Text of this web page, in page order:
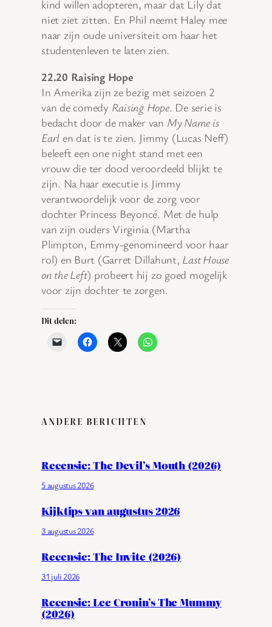
kind willen adopteren, maar dat Lily dat
niet ziet zitten. En Phil neemt Haley mee
naar zijn oude universiteit om haar het
studentenleven te laten zien.
22.20 Raising Hope
In Amerika zijn ze bezig met seizoen 2
van de comedy Raising Hope. De serie is
bedacht door de maker van My Name is
Earl en dat is te zien. Jimmy (Lucas Neff)
beleeft een one night stand met een
vrouw die ter dood veroordeeld blijkt te
zijn. Na haar executie is Jimmy
verantwoordelijk voor de zorg voor
dochter Princess Beyoncé. Met de hulp
van zijn ouders Virginia (Martha
Plimpton, Emmy-genomineerd voor haar
rol) en Burt (Garret Dillahunt, Last House
on the Left) probeert hij zo goed mogelijk
voor zijn dochter te zorgen.
Dit delen:
ANDERE BERICHTEN
Recensie: The Devil’s Mouth (2026)
5 augustus 2026
Kijktips van augustus 2026
3 augustus 2026
Recensie: The Invite (2026)
31 juli 2026
Recensie: Lee Cronin’s The Mummy
(2026)